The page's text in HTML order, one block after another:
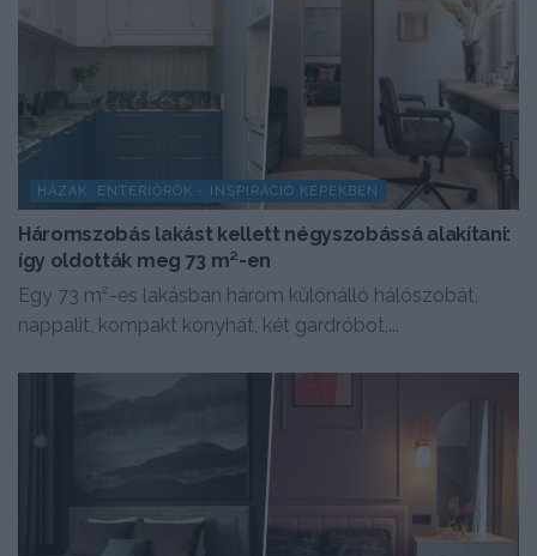
HÁZAK, ENTERIŐRÖK - INSPIRÁCIÓ KÉPEKBEN
Háromszobás lakást kellett négyszobássá alakítani:
így oldották meg 73 m²-en
Egy 73 m²-es lakásban három különálló hálószobát,
nappalit, kompakt konyhát, két gardróbot,...